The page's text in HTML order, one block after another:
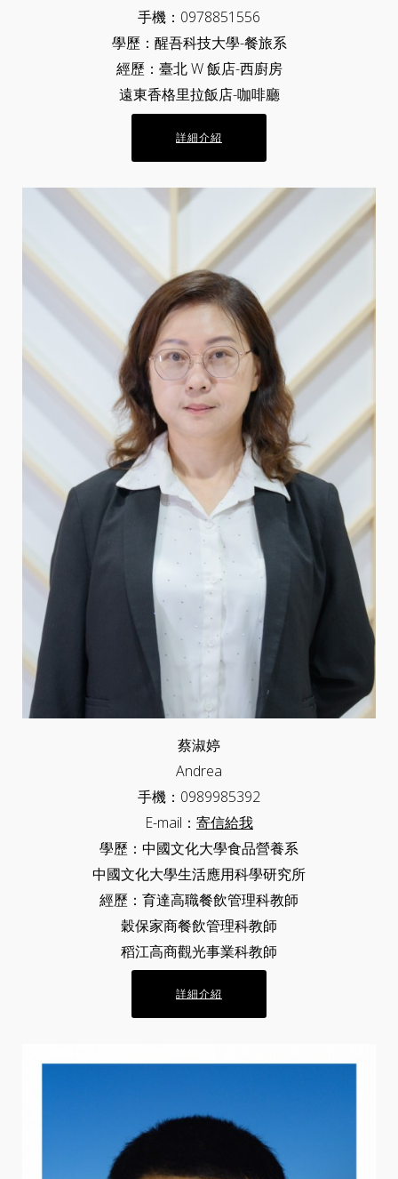
手機：0978851556
學歷：醒吾科技大學-餐旅系
經歷：臺北 W 飯店-西廚房
遠東香格里拉飯店-咖啡廳
詳細介紹
蔡淑婷
Andrea
手機：0989985392
E-mail： 寄信給我
學歷：中國文化大學食品營養系
中國文化大學生活應用科學研究所
經歷：育達高職餐飲管理科教師
穀保家商餐飲管理科教師
稻江高商觀光事業科教師
詳細介紹